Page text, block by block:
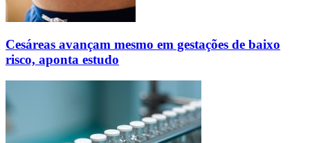
Cesáreas avançam mesmo em gestações de baixo
risco, aponta estudo